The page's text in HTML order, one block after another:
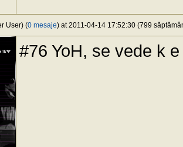
User) (0 mesaje) at 2011-04-14 17:52:30 (799
#76 YoH, se vede k